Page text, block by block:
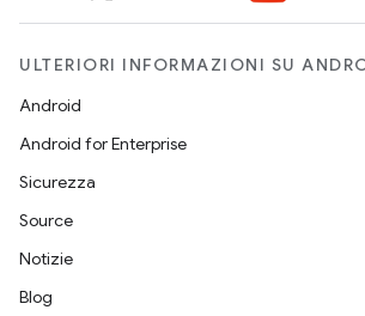
ULTERIORI INFORMAZIONI SU
Android
Android for Enterprise
Sicurezza
Source
Notizie
Blog